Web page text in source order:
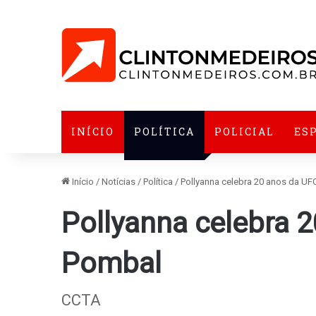
INÍCIO POLÍTICA POLICIAL
Início / Notícias / Política / Pollyanna celebra 20 anos da
Pollyanna celebra
Pombal
CCTA